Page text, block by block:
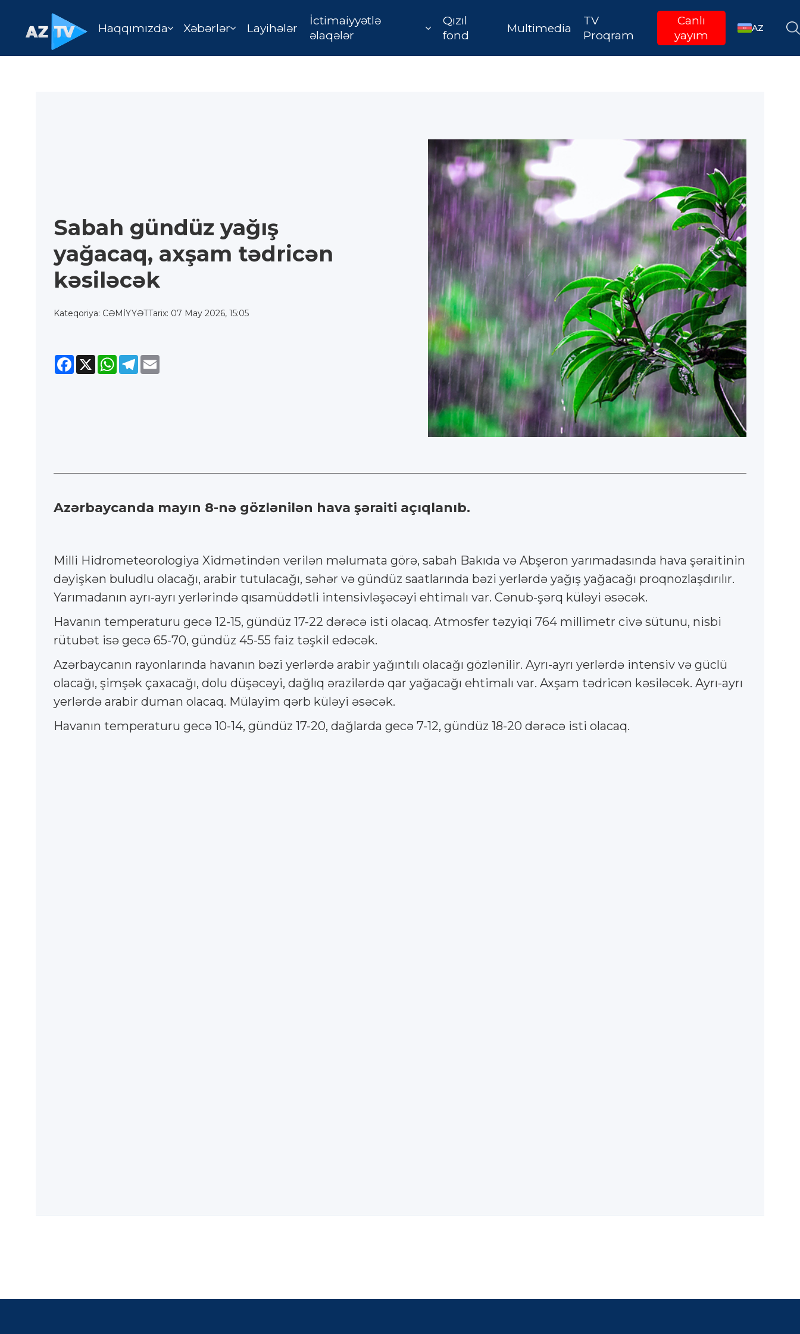
Haqqımızda Xəbərlər Layihələr
İctimaiyyətlə
əlaqələr
Qızıl
fond
Multimedia
TV
Proqram
Canlı
yayım
AZ
Sabah gündüz yağış
yağacaq, axşam tədricən
kəsiləcək
Kateqoriya: CƏMİYYƏTTarix: 07 May 2026, 15:05
Facebook
X WhatsApp
Telegram
Azərbaycanda mayın 8-nə gözlənilən hava şəraiti açıqlanıb.
Milli Hidrometeorologiya Xidmətindən verilən məlumata görə, sabah Bakıda və Abşeron yarımadasında hava şəraitinin
dəyişkən buludlu olacağı, arabir tutulacağı, səhər və gündüz saatlarında bəzi yerlərdə yağış yağacağı proqnozlaşdırılır.
Yarımadanın ayrı-ayrı yerlərində qısamüddətli intensivləşəcəyi ehtimalı var. Cənub-şərq küləyi əsəcək.
Havanın temperaturu gecə 12-15, gündüz 17-22 dərəcə isti olacaq. Atmosfer təzyiqi 764 millimetr civə sütunu, nisbi
rütubət isə gecə 65-70, gündüz 45-55 faiz təşkil edəcək.
Azərbaycanın rayonlarında havanın bəzi yerlərdə arabir yağıntılı olacağı gözlənilir. Ayrı-ayrı yerlərdə intensiv və güclü
olacağı, şimşək çaxacağı, dolu düşəcəyi, dağlıq ərazilərdə qar yağacağı ehtimalı var. Axşam tədricən kəsiləcək. Ayrı-ayrı
yerlərdə arabir duman olacaq. Mülayim qərb küləyi əsəcək.
Havanın temperaturu gecə 10-14, gündüz 17-20, dağlarda gecə 7-12, gündüz 18-20 dərəcə isti olacaq.